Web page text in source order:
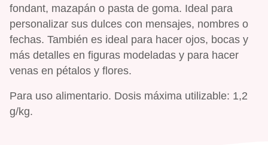
fondant, mazapán o pasta de goma. Ideal para
personalizar sus dulces con mensajes, nombres o
fechas. También es ideal para hacer ojos, bocas y
más detalles en figuras modeladas y para hacer
venas en pétalos y flores.
Para uso alimentario. Dosis máxima utilizable: 1,2
g/kg.